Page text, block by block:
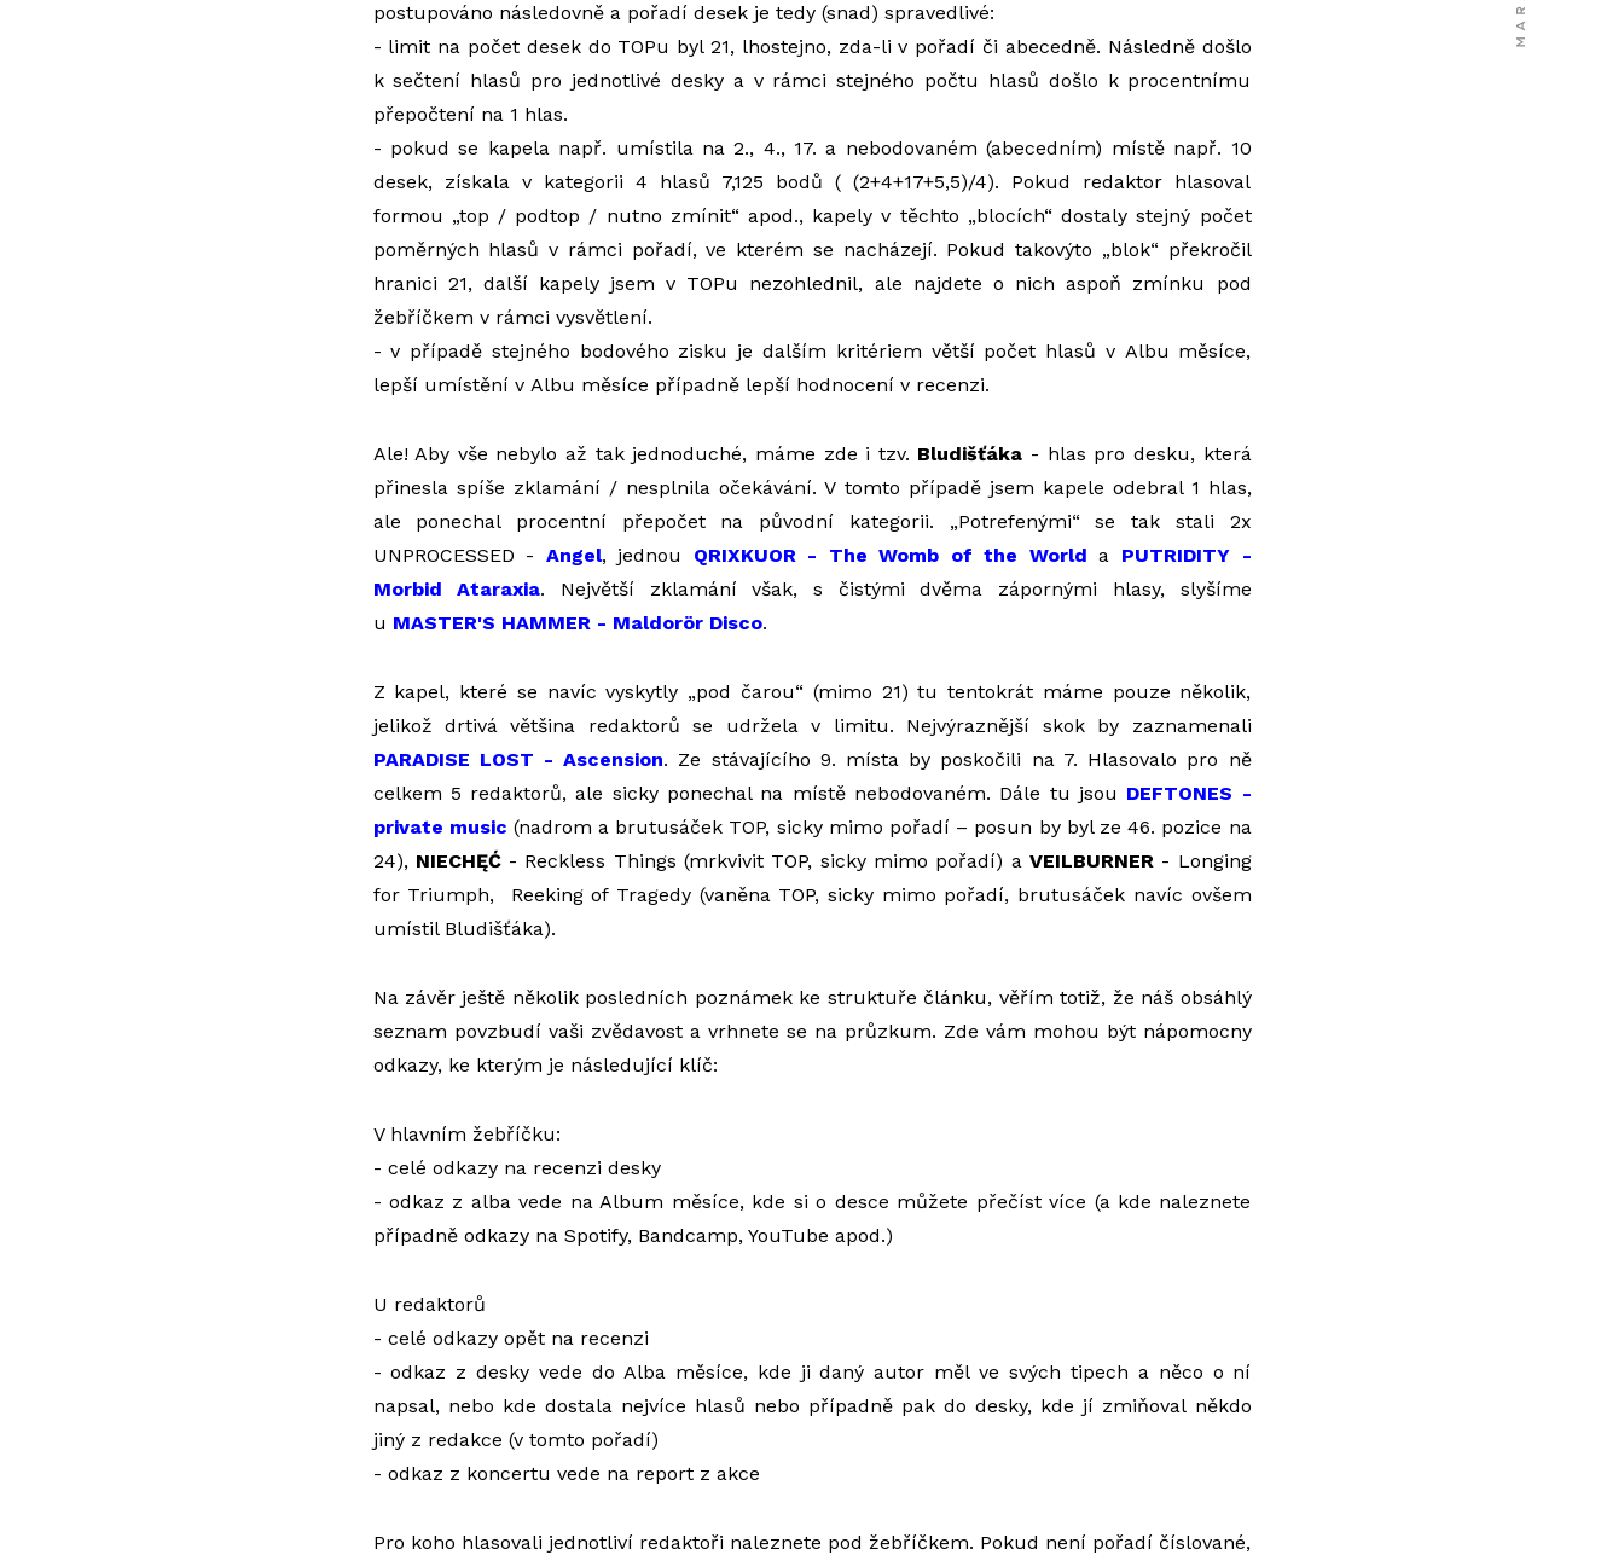
postupováno následovně a pořadí desek je tedy (snad) spravedlivé:
- limit na počet desek do TOPu byl 21, lhostejno, zda-li v pořadí či abecedně. Následně došlo
k sečtení hlasů pro jednotlivé desky a v rámci stejného počtu hlasů došlo k procentnímu
přepočtení na 1 hlas.
- pokud se kapela např. umístila na 2., 4., 17. a nebodovaném (abecedním) místě např. 10
desek, získala v kategorii 4 hlasů 7,125 bodů ( (2+4+17+5,5)/4). Pokud redaktor hlasoval
formou „top / podtop / nutno zmínit“ apod., kapely v těchto „blocích“ dostaly stejný počet
poměrných hlasů v rámci pořadí, ve kterém se nacházejí. Pokud takovýto „blok“ překročil
hranici 21, další kapely jsem v TOPu nezohlednil, ale najdete o nich aspoň zmínku pod
žebříčkem v rámci vysvětlení.
- v případě stejného bodového zisku je dalším kritériem větší počet hlasů v Albu měsíce,
lepší umístění v Albu měsíce případně lepší hodnocení v recenzi.
Ale! Aby vše nebylo až tak jednoduché, máme zde i tzv. Bludišťáka - hlas pro desku, která
přinesla spíše zklamání / nesplnila očekávání. V tomto případě jsem kapele odebral 1 hlas,
ale ponechal procentní přepočet na původní kategorii. „Potrefenými“ se tak stali 2x
UNPROCESSED - Angel, jednou QRIXKUOR - The Womb of the World a PUTRIDITY -
Morbid Ataraxia. Největší zklamání však, s čistými dvěma zápornými hlasy, slyšíme
u MASTER'S HAMMER - Maldorör Disco.
Z kapel, které se navíc vyskytly „pod čarou“ (mimo 21) tu tentokrát máme pouze několik,
jelikož drtivá většina redaktorů se udržela v limitu. Nejvýraznější skok by zaznamenali
PARADISE LOST - Ascension. Ze stávajícího 9. místa by poskočili na 7. Hlasovalo pro ně
celkem 5 redaktorů, ale sicky ponechal na místě nebodovaném. Dále tu jsou DEFTONES -
private music (nadrom a brutusáček TOP, sicky mimo pořadí – posun by byl ze 46. pozice na
24), NIECHĘĆ- Reckless Things (mrkvivit TOP, sicky mimo pořadí) a VEILBURNER- Longing
for Triumph, Reeking of Tragedy (vaněna TOP, sicky mimo pořadí, brutusáček navíc ovšem
umístil Bludišťáka).
Na závěr ještě několik posledních poznámek ke struktuře článku, věřím totiž, že náš obsáhlý
seznam povzbudí vaši zvědavost a vrhnete se na průzkum. Zde vám mohou být nápomocny
odkazy, ke kterým je následující klíč:
V hlavním žebříčku:
- celé odkazy na recenzi desky
- odkaz z alba vede na Album měsíce, kde si o desce můžete přečíst více (a kde naleznete
případně odkazy na Spotify, Bandcamp, YouTube apod.)
U redaktorů
- celé odkazy opět na recenzi
- odkaz z desky vede do Alba měsíce, kde ji daný autor měl ve svých tipech a něco o ní
napsal, nebo kde dostala nejvíce hlasů nebo případně pak do desky, kde jí zmiňoval někdo
jiný z redakce (v tomto pořadí)
- odkaz z koncertu vede na report z akce
Pro koho hlasovali jednotliví redaktoři naleznete pod žebříčkem. Pokud není pořadí číslované,